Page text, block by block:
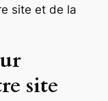
site et de la
site